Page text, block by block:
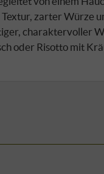
zarter Würze
charaktervoller
oder Risotto mit